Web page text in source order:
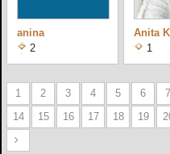
anina
2
Anita
1
1 2 3 4 5 6 7
14
15 16 17 18 19